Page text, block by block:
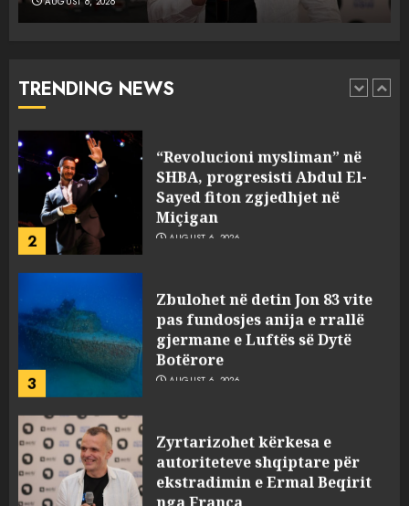
TRENDING NEWS
1
A ishte i orkestruar politikisht
AUGUST 6, 2026
2
“Revolucioni mysliman” në
SHBA, progresisti Abdul El-
Sayed fiton zgjedhjet në
Miçigan
AUGUST 6, 2026
3
Zbulohet në detin Jon 83 vite
pas fundosjes anija e rrallë
gjermane e Luftës së Dytë
Botërore
AUGUST 6, 2026
Zyrtarizohet kërkesa e
autoriteteve shqiptare për
ekstradimin e Ermal Beqirit
nga Franca